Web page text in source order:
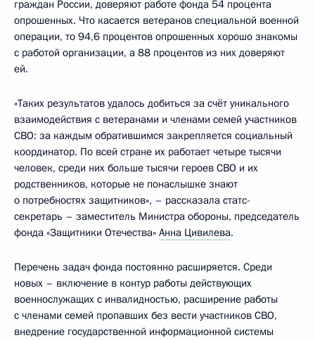
граждан России, доверяют работе фонда 54 процента
опрошенных. Что касается ветеранов специальной военной
операции, то 94,6 процентов опрошенных хорошо знакомы
с работой организации, а 88 процентов из них доверяют
ей.
«Таких результатов удалось добиться за счёт уникального
взаимодействия с ветеранами и членами семей участников
СВО: за каждым обратившимся закрепляется социальный
координатор. По всей стране их работает четыре тысячи
человек, среди них больше тысячи героев СВО и их
родственников, которые не понаслышке знают
о потребностях защитников», – рассказала статс-
секретарь – заместитель Министра обороны, председатель
фонда «Защитники Отечества» Анна Цивилева.
Перечень задач фонда постоянно расширяется. Среди
новых – включение в контур работы действующих
военнослужащих с инвалидностью, расширение работы
с членами семей пропавших без вести участников СВО,
внедрение государственной информационной системы